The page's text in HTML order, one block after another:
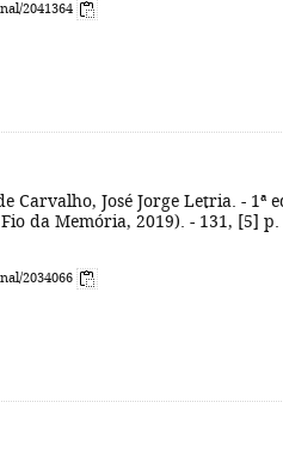
2041364
Carvalho, José Jorge Letria. - 1ª
da Memória, 2019). - 131, [5] p.
2034066